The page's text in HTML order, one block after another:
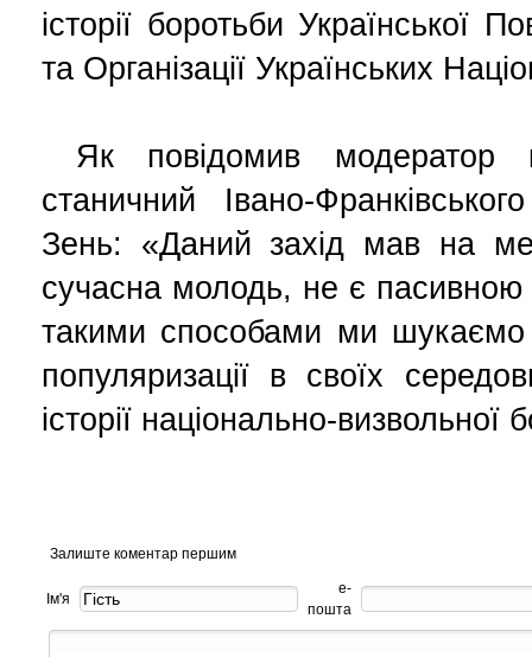
історії боротьби Української
та Організації Українських
Як повідомив модератор
станичний Івано-
Зень: «Даний захід мав на
сучасна молодь, не є пасивною
такими способами ми шукаємо
популяризації в своїх
історії національно-визвольної
Залиште коментар першим
Ім'я
е-
пошта